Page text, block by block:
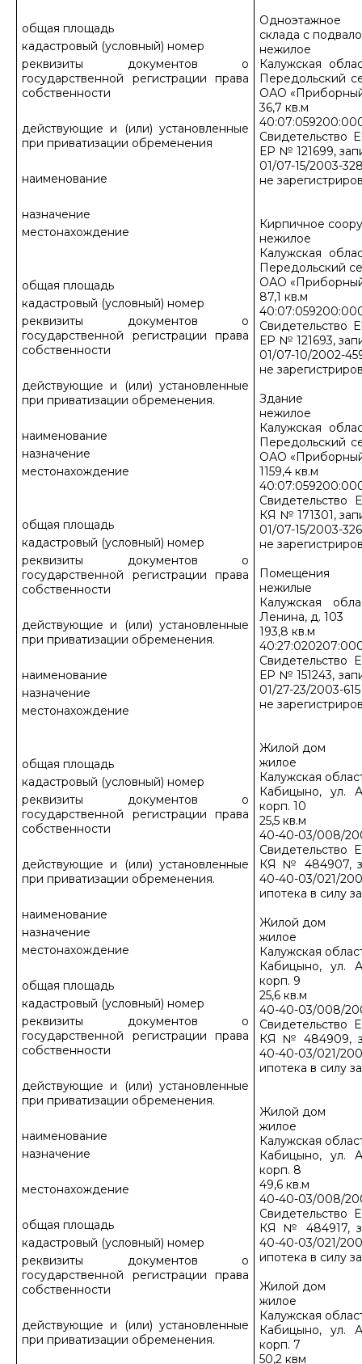
общая площадь
кадастровый (условный) номер
реквизиты документов о
государственной регистрации права
собственности
действующие и (или) установленные
при приватизации обременения
наименование
назначение
местонахождение
общая площадь
кадастровый (условный) номер
реквизиты документов о
государственной регистрации права
собственности
действующие и (или) установленные
при приватизации обременения.
наименование
назначение
местонахождение
общая площадь
кадастровый (условный) номер
реквизиты документов о
государственной регистрации права
собственности
действующие и (или) установленные
при приватизации обременения.
наименование
назначение
местонахождение
общая площадь
кадастровый (условный) номер
реквизиты документов о
государственной регистрации права
собственности
действующие и (или) установленные
при приватизации обременения.
наименование
назначение
местонахождение
общая площадь
кадастровый (условный) номер
реквизиты документов о
государственной регистрации права
собственности
действующие и (или) установленные
при приватизации обременения.
наименование
назначение
местонахождение
общая площадь
кадастровый (условный) номер
реквизиты документов о
государственной регистрации права
собственности
действующие и (или) установленные
при приватизации обременения.
Одноэтажное
склада с
нежилое
Калужская
Передольский
ОАО
36,7 кв.м
Свидетельство
ЕР № 121699,
01/07-15/2003-
не
Кирпичное
нежилое
Калужская
Передольский
ОАО
87,1 кв.м
Свидетельство
ЕР № 121693,
01/07-10/2002-
не
Здание
нежилое
Калужская
Передольский
ОАО
1159,4 кв.м
Свидетельство
КЯ № 171301,
01/07-15/2003-326
не
Помещения
нежилые
Калужская
Ленина, д. 103
193,8 кв.м
Свидетельство
ЕР № 151243,
01/27-23/2003-
не
Жилой дом
жилое
Калужская
Кабицыно, ул.
корп. 10
25,5 кв.м
40-40-03/008/
Свидетельство
КЯ № 484907,
40-40-03/021/
ипотека в силу
Жилой дом
жилое
Калужская
Кабицыно, ул.
корп. 9
25,6 кв.м
40-40-03/008/
Свидетельство
КЯ № 484909,
40-40-03/021/
ипотека в силу
Жилой дом
жилое
Калужская
Кабицыно, ул.
корп. 8
49,6 кв.м
40-40-03/008/
Свидетельство
КЯ № 484917,
40-40-03/021/
ипотека в силу
Жилой дом
жилое
Калужская
Кабицыно, ул.
корп. 7
50,2 квм